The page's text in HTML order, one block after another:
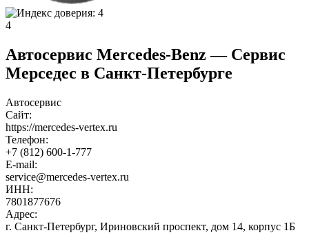
4
Автосервис Mercedes-Benz — Сервис
Мерседес в Санкт-Петербурге
Автосервис
Сайт:
https://mercedes-vertex.ru
Телефон:
+7 (812) 600-1-777
E-mail:
service@mercedes-vertex.ru
ИНН:
7801877676
Адрес:
г. Санкт-Петербург, Ириновский проспект, дом 14, корпус 1Б